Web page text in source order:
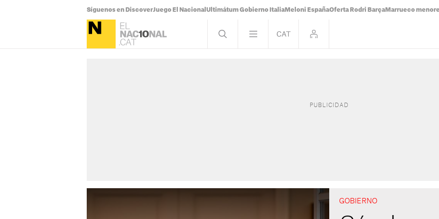
Síguenos en DiscoverJuego El Nacional Ultimátum Gobierno Italia Meloni EspañaOferta Rodri Barça Marrueco
GOBIERNO